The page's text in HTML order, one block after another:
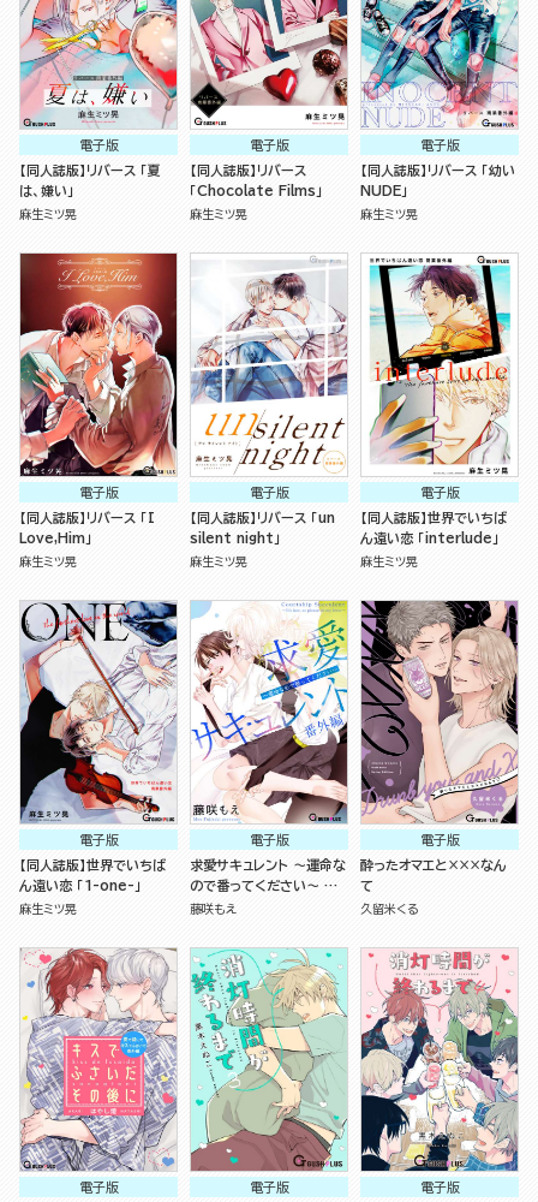
電子版
【同人誌版】リバース 「夏
は、嫌い」
麻生ミツ晃
電子版
【同人誌版】リバース
「Chocolate Films」
麻生ミツ晃
電子版
【同人誌版】リバース 「幼い
NUDE」
麻生ミツ晃
電子版
【同人誌版】リバース 「I
Love,Him」
麻生ミツ晃
電子版
【同人誌版】リバース 「un
silent night」
麻生ミツ晃
電子版
【同人誌版】世界でいちば
ん遠い恋 「interlude」
麻生ミツ晃
電子版
【同人誌版】世界でいちば
ん遠い恋 「1-one-」
麻生ミツ晃
電子版
求愛サキュレント ～運命な
ので番ってください～ 番
外編
藤咲もえ
電子版
酔ったオマエと×××なん
て
久留米くる
電子版
電子版
電子版